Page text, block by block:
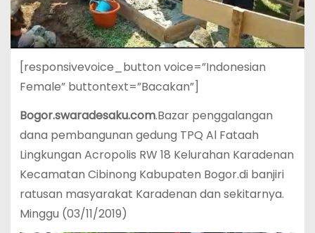
[responsivevoice_button voice=”Indonesian
Female” buttontext=”Bacakan”]
Bogor.swaradesaku.com.Bazar penggalangan
dana pembangunan gedung TPQ Al Fataah
Lingkungan Acropolis RW 18 Kelurahan Karadenan
Kecamatan Cibinong Kabupaten Bogor.di banjiri
ratusan masyarakat Karadenan dan sekitarnya.
Minggu (03/11/2019)